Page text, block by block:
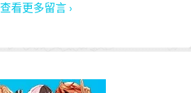
查看更多留言 ›